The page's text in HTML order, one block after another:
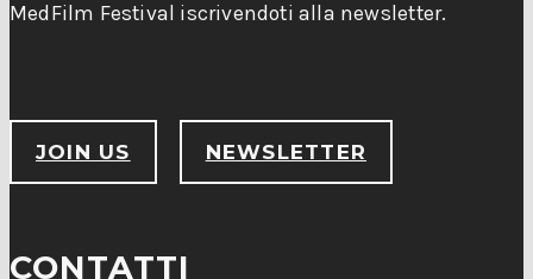
MedFilm Festival iscrivendoti alla newsletter.
JOIN US NEWSLETTER
CONTATTI